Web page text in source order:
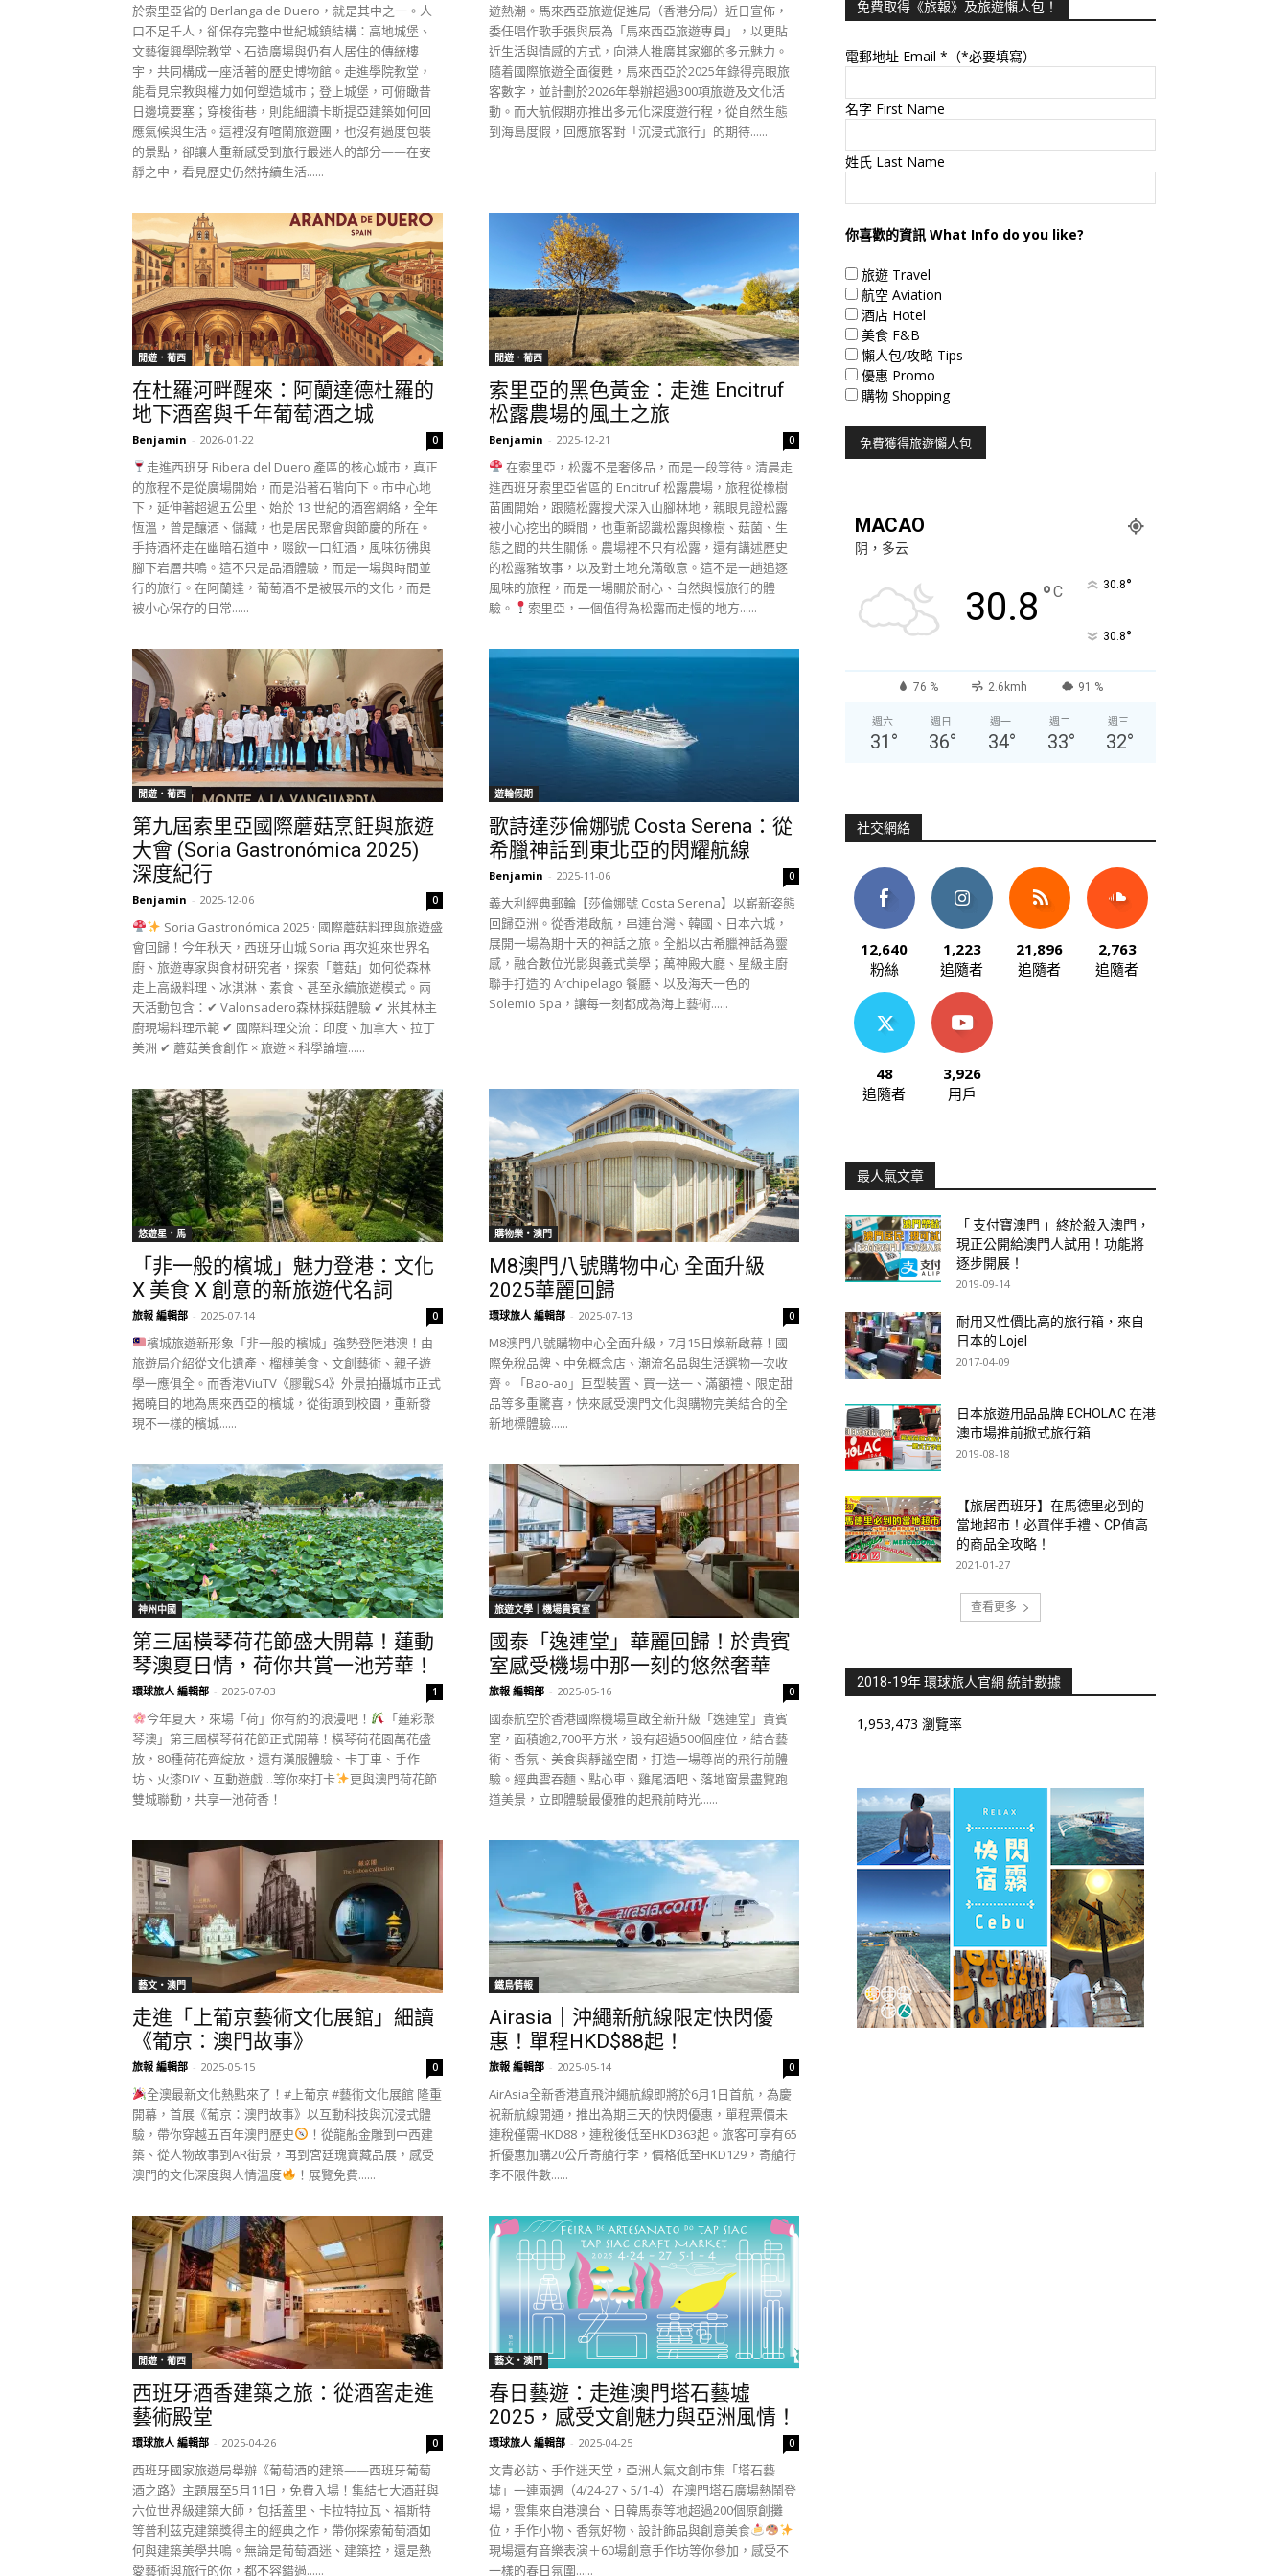
於索里亞省的 Berlanga de Duero，就是其中之一。人
口不足千人，卻保存完整中世紀城鎮結構：高地城堡、
文藝復興學院教堂、石造廣場與仍有人居住的傳統樓
宇，共同構成一座活著的歷史博物館。走進學院教堂，
能看見宗教與權力如何塑造城市；登上城堡，可俯瞰昔
日邊境要塞；穿梭街巷，則能細讀卡斯提亞建築如何回
應氣候與生活。這裡沒有喧鬧旅遊團，也沒有過度包裝
的景點，卻讓人重新感受到旅行最迷人的部分——在安
靜之中，看見歷史仍然持續生活......
遊熱潮。馬來西亞旅遊促進局（香港分局）近日宣佈，
委任唱作歌手張與辰為「馬來西亞旅遊專員」，以更貼
近生活與情感的方式，向港人推廣其家鄉的多元魅力。
隨着國際旅遊全面復甦，馬來西亞於2025年錄得亮眼旅
客數字，並計劃於2026年舉辦超過300項旅遊及文化活
動。而大航假期亦推出多元化深度遊行程，從自然生態
到海島度假，回應旅客對「沉浸式旅行」的期待......
閒遊．葡西
在杜羅河畔醒來：阿蘭達德杜羅的
地下酒窖與千年葡萄酒之城
Benjamin - 2026-01-22 0
走進西班牙 Ribera del Duero 產區的核心城市，真正
的旅程不是從廣場開始，而是沿著石階向下。市中心地
下，延伸著超過五公里、始於 13 世紀的酒窖網絡，全年
恆溫，曾是釀酒、儲藏，也是居民聚會與節慶的所在。
手持酒杯走在幽暗石道中，啜飲一口紅酒，風味彷彿與
腳下岩層共鳴。這不只是品酒體驗，而是一場與時間並
行的旅行。在阿蘭達，葡萄酒不是被展示的文化，而是
被小心保存的日常......
閒遊．葡西
索里亞的黑色黃金：走進 Encitruf
松露農場的風土之旅
Benjamin - 2025-12-21 0
在索里亞，松露不是奢侈品，而是一段等待。清晨走
進西班牙索里亞省區的 Encitruf 松露農場，旅程從橡樹
苗圃開始，跟隨松露搜犬深入山腳林地，親眼見證松露
被小心挖出的瞬間，也重新認識松露與橡樹、菇菌、生
態之間的共生關係。農場裡不只有松露，還有講述歷史
的松露豬故事，以及對土地充滿敬意。這不是一趟追逐
風味的旅程，而是一場關於耐心、自然與慢旅行的體
驗。
索里亞，一個值得為松露而走慢的地方......
閒遊．葡西
第九屆索里亞國際蘑菇烹飪與旅遊
大會 (Soria Gastronómica 2025)
深度紀行
Benjamin - 2025-12-06 0
Soria Gastronómica 2025 · 國際蘑菇料理與旅遊盛
會回歸！今年秋天，西班牙山城 Soria 再次迎來世界名
廚、旅遊專家與食材研究者，探索「蘑菇」如何從森林
走上高級料理、冰淇淋、素食、甚至永續旅遊模式。兩
天活動包含：✔ Valonsadero森林採菇體驗 ✔ 米其林主
廚現場料理示範 ✔ 國際料理交流：印度、加拿大、拉丁
美洲 ✔ 蘑菇美食創作 × 旅遊 × 科學論壇......
遊輪假期
歌詩達莎倫娜號 Costa Serena：從
希臘神話到東北亞的閃耀航線
Benjamin - 2025-11-06 0
義大利經典郵輪【莎倫娜號 Costa Serena】以嶄新姿態
回歸亞洲。從香港啟航，串連台灣、韓國、日本六城，
展開一場為期十天的神話之旅。全船以古希臘神話為靈
感，融合數位光影與義式美學；萬神殿大廳、星級主廚
聯手打造的 Archipelago 餐廳、以及海天一色的
Solemio Spa，讓每一刻都成為海上藝術......
悠遊星．馬
「非一般的檳城」魅力登港：文化
X 美食 X 創意的新旅遊代名詞
旅報 編輯部 - 2025-07-14 0
檳城旅遊新形象「非一般的檳城」強勢登陸港澳！由
旅遊局介紹從文化遺產、榴槤美食、文創藝術、親子遊
學一應俱全。而香港ViuTV《膠戰S4》外景拍攝城市正式
揭曉目的地為馬來西亞的檳城，從街頭到校園，重新發
現不一樣的檳城......
購物樂‧澳門
M8澳門八號購物中心 全面升級
2025華麗回歸
環球旅人 編輯部 - 2025-07-13 0
M8澳門八號購物中心全面升級，7月15日煥新啟幕！國
際免稅品牌、中免概念店、潮流名品與生活選物一次收
齊。「Bao-ao」巨型裝置、買一送一、滿額禮、限定甜
品等多重驚喜，快來感受澳門文化與購物完美結合的全
新地標體驗......
神州中國
第三屆橫琴荷花節盛大開幕！蓮動
琴澳夏日情，荷你共賞一池芳華！
環球旅人 編輯部 - 2025-07-03 1
今年夏天，來場「荷」你有約的浪漫吧！
「蓮彩聚
琴澳」第三屆橫琴荷花節正式開幕！橫琴荷花園萬花盛
放，80種荷花齊綻放，還有漢服體驗、卡丁車、手作
坊、火漆DIY、互動遊戲…等你來打卡
更與澳門荷花節
雙城聯動，共享一池荷香！
旅遊文學｜機場貴賓室
國泰「逸連堂」華麗回歸！於貴賓
室感受機場中那一刻的悠然奢華
旅報 編輯部 - 2025-05-16 0
國泰航空於香港國際機場重啟全新升級「逸連堂」貴賓
室，面積逾2,700平方米，設有超過500個座位，結合藝
術、香氛、美食與靜謐空間，打造一場尊尚的飛行前體
驗。經典雲吞麵、點心車、雞尾酒吧、落地窗景盡覽跑
道美景，立即體驗最優雅的起飛前時光......
藝文‧澳門
走進「上葡京藝術文化展館」細讀
《葡京：澳門故事》
旅報 編輯部 - 2025-05-15 0
全澳最新文化熱點來了！#上葡京 #藝術文化展館 隆重
開幕，首展《葡京：澳門故事》以互動科技與沉浸式體
驗，帶你穿越五百年澳門歷史
！從龍船金雕到中西建
築、從人物故事到AR街景，再到宮廷瑰寶藏品展，感受
澳門的文化深度與人情溫度
！展覽免費......
鐵鳥情報
Airasia｜沖繩新航線限定快閃優
惠！單程HKD$88起！
旅報 編輯部 - 2025-05-14 0
AirAsia全新香港直飛沖繩航線即將於6月1日首航，為慶
祝新航線開通，推出為期三天的快閃優惠，單程票價未
連稅僅需HKD88，連稅後低至HKD363起。​​旅客可享有65
折優惠加購20公斤寄艙行李，價格低至HKD129，寄艙行
李不限件數......
閒遊．葡西
西班牙酒香建築之旅：從酒窖走進
藝術殿堂
環球旅人 編輯部 - 2025-04-26 0
西班牙國家旅遊局舉辦《葡萄酒的建築——西班牙葡萄
酒之路》主題展至5月11日，免費入場！集結七大酒莊與
六位世界級建築大師，包括蓋里、卡拉特拉瓦、福斯特
等普利茲克建築獎得主的經典之作，帶你探索葡萄酒如
何與建築美學共鳴。無論是葡萄酒迷、建築控，還是熱
愛藝術與旅行的你，都不容錯過......
藝文‧澳門
春日藝遊：走進澳門塔石藝墟
2025，感受文創魅力與亞洲風情！
環球旅人 編輯部 - 2025-04-25 0
文青必訪、手作迷天堂，亞洲人氣文創市集「塔石藝
墟」一連兩週（4/24-27、5/1-4）在澳門塔石廣場熱鬧登
場，雲集來自港澳台、日韓馬泰等地超過200個原創攤
位，手作小物、香氛好物、設計飾品與創意美食
現場還有音樂表演＋60場創意手作坊等你參加，感受不
一樣的春日氛圍......
免費取得《旅報》及旅遊懶人包！
電郵地址 Email *（*必要填寫）
名字 First Name
姓氏 Last Name
你喜歡的資訊 What Info do you like?
旅遊 Travel
航空 Aviation
酒店 Hotel
美食 F&B
懶人包/攻略 Tips
優惠 Promo
購物 Shopping
MACAO
阴，多云
30.8 °C 30.8°
30.8°
76 % 2.6kmh 91 %
週六
31 °
週日
36°
週一
34°
週二
33°
週三
32°
社交網絡
12,640
粉絲
1,223
追隨者
21,896
追隨者
2,763
追隨者
48
追隨者
3,926
用戶
最人氣文章
「 支付寶澳門 」終於殺入澳門，
現正公開給澳門人試用！功能將
逐步開展！
2019-09-14
耐用又性價比高的旅行箱，來自
日本的 Lojel
2017-04-09
日本旅遊用品品牌 ECHOLAC 在港
澳市場推前掀式旅行箱
2019-08-18
【旅居西班牙】在馬德里必到的
當地超市！必買伴手禮、CP值高
的商品全攻略！
2021-01-27
查看更多
2018-19年 環球旅人官網 統計數據
1,953,473 瀏覽率